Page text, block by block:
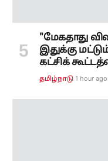
"மேகதாது
இதுக்கு
கட்சிக்
தமிழ்நாடு 1 hour ago